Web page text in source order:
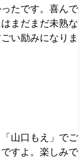
たです。喜んで
まだまだ未熟な
い励みになりま
山口もえ」でご
すよ。楽しみで